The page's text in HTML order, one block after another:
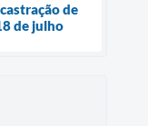
de
de julho